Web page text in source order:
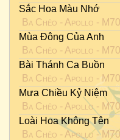
Sắc Hoa Màu Nhớ
Ba Chéo - Apollo -
Mùa Đông Của Anh
Ba Chéo - Apollo -
Bài Thánh Ca Buồn
Ba Chéo - Apollo -
Mưa Chiều Kỷ Niệm
Ba Chéo - Apollo -
Loài Hoa Không Tên
Ba Chéo - Apollo -